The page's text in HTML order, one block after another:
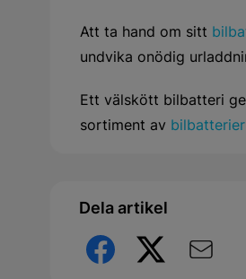
Att ta hand om sitt
undvika onödig
Ett välskött bilbatteri
sortiment av
Dela artikel